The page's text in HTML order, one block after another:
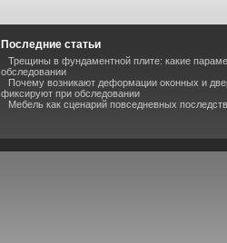
Последние статьи
Трещины в фундаментной плите: какие
обследовании
Почему возникают деформации оконных и
фиксируют при обследовании
Мебель как сценарий повседневных